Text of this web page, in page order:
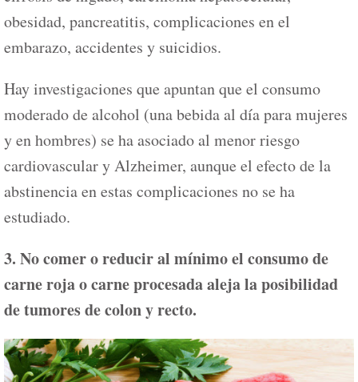
obesidad, pancreatitis, complicaciones en el
embarazo, accidentes y suicidios.
Hay investigaciones que apuntan que el consumo
moderado de alcohol (una bebida al día para mujeres
y en hombres) se ha asociado al menor riesgo
cardiovascular y Alzheimer, aunque el efecto de la
abstinencia en estas complicaciones no se ha
estudiado.
3. No comer o reducir al mínimo el consumo de
carne roja o carne procesada aleja la posibilidad
de tumores de colon y recto.